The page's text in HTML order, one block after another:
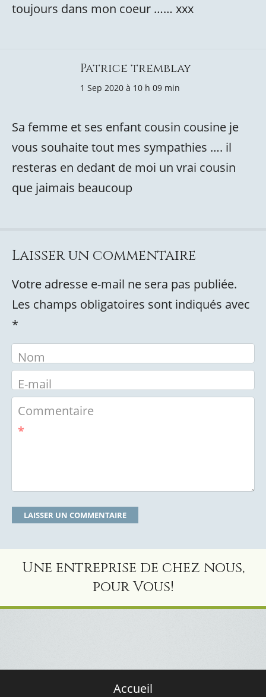
toujours dans mon coeur …… xxx
Patrice tremblay
1 Sep 2020 à 10 h 09 min
Sa femme et ses enfant cousin cousine je
vous souhaite tout mes sympathies …. il
resteras en dedant de moi un vrai cousin
que jaimais beaucoup
Laisser un commentaire
Votre adresse e-mail ne sera pas publiée.
Les champs obligatoires sont indiqués avec
*
Nom
E-mail
Commentaire
*
Une entreprise de chez nous,
pour Vous!
Accueil